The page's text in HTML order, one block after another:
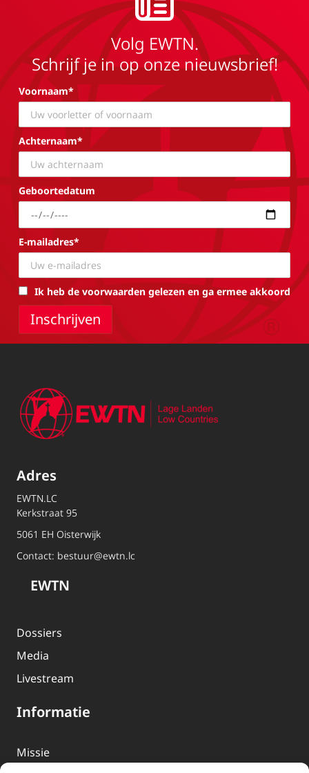
Volg EWTN.
Schrijf je in op onze nieuwsbrief!
Voornaam*
Achternaam*
Geboortedatum
E-mailadres*
Ik heb de voorwaarden gelezen en ga ermee akkoord
Adres
EWTN.LC
Kerkstraat 95
5061 EH Oisterwijk
Contact: bestuur@ewtn.lc
EWTN
Dossiers
Media
Livestream
Informatie
Missie